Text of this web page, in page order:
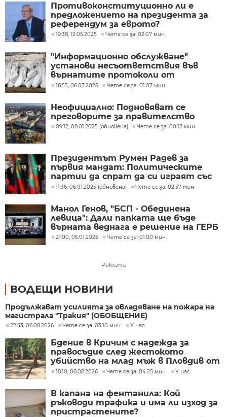
Противоконституционно ли е
предложението на президента за
референдум за еврото?
19:38, 12.05.2025 Чете се за: 02:07 мин.
"Информационно обслужване"
установи несъответствия във
върнатите протоколи от
изборите
18:55, 06.03.2025 Чете се за: 01:07 мин.
Неофициално: Подновяват се
преговорите за правителство
09:12, 08.01.2025 (обновена) Чете се за: 00:12 мин.
Президентът Румен Радев за
първия мандат: Политическите
партии да спрат да си играят със
съдбата на хората
11:36, 06.01.2025 (обновена) Чете се за: 02:37 мин.
Манол Генов, "БСП - Обединена
левица": Дали папката ще бъде
върната веднага е решение на ГЕРБ
21:00, 05.01.2025 Чете се за: 01:00 мин.
Реклама
ВОДЕЩИ НОВИНИ
Продължават усилията за овладяване на пожара на
магистрала "Тракия" (ОБОБЩЕНИЕ)
22:53, 06.08.2026 Чете се за: 03:10 мин. У нас
Бдение в Кричим с надежда за
правосъдие след жестокото
убийство на млад мъж в Пловдив от
тийнейджъри
18:10, 06.08.2026 Чете се за: 04:25 мин. У нас
В капана на фентанила: Кой
ръководи трафика и има ли изход за
пристрастените?